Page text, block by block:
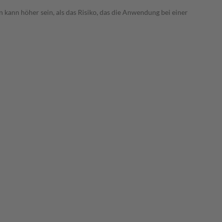
höher sein, als das Risiko, das die Anwendung bei einer